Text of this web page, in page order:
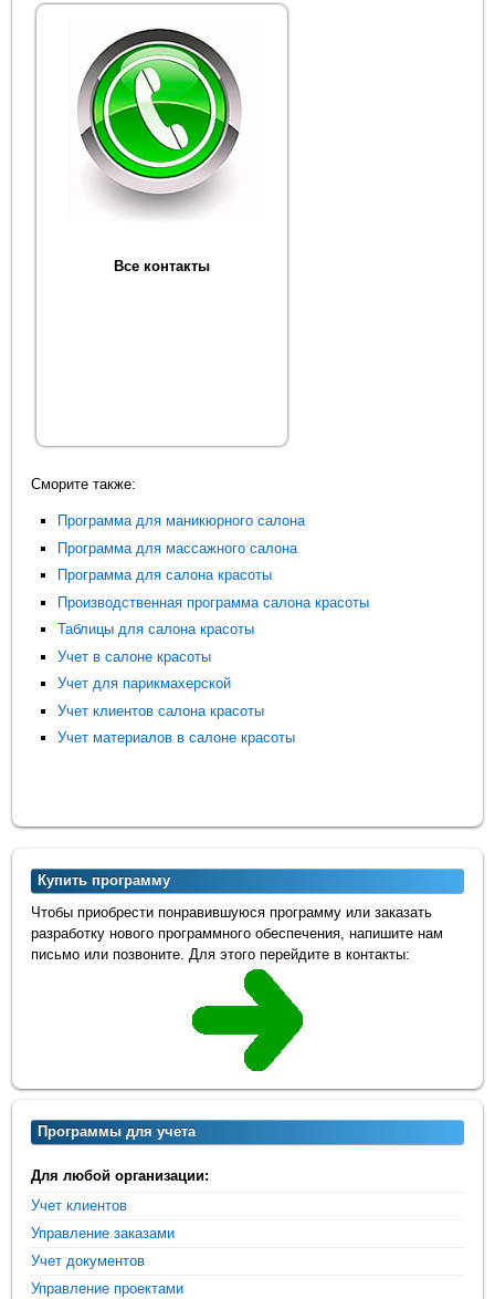
Все контакты
Сморите также:
Программа для маникюрного салона
Программа для массажного салона
Программа для салона красоты
Производственная программа салона красоты
Таблицы для салона красоты
Учет в салоне красоты
Учет для парикмахерской
Учет клиентов салона красоты
Учет материалов в салоне красоты
Купить программу
Чтобы приобрести понравившуюся программу или заказать
разработку нового программного обеспечения, напишите нам
письмо или позвоните. Для этого перейдите в контакты:
Программы для учета
Для любой организации:
Учет клиентов
Управление заказами
Учет документов
Управление проектами